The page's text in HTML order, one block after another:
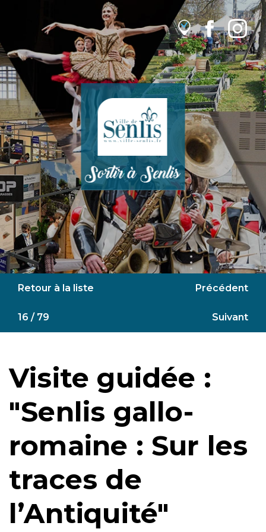
Retour à la liste Précédent
16 / 79 Suivant
Visite guidée :
"Senlis gallo-
romaine : Sur les
traces de
l’Antiquité"